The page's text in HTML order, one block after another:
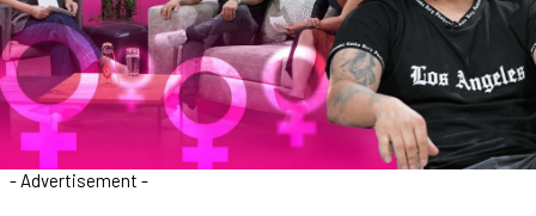
- Advertisement -